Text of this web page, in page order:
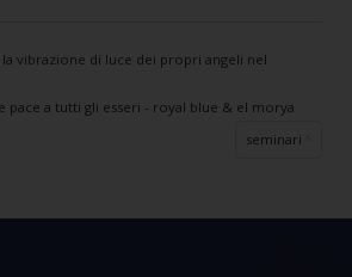
vibrazione di luce dei propri angeli nel
pace a tutti gli esseri - royal blue & el morya
seminari